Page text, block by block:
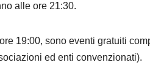
alle ore 21:30.
19:00, sono eventi gratuiti
ed enti convenzionati).